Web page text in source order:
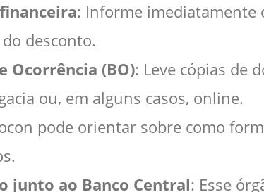
: Informe imediatamente
desconto.
Ocorrência (BO): Leve cópias de
ou, em alguns casos, online.
pode orientar sobre como
junto ao Banco Central: Esse